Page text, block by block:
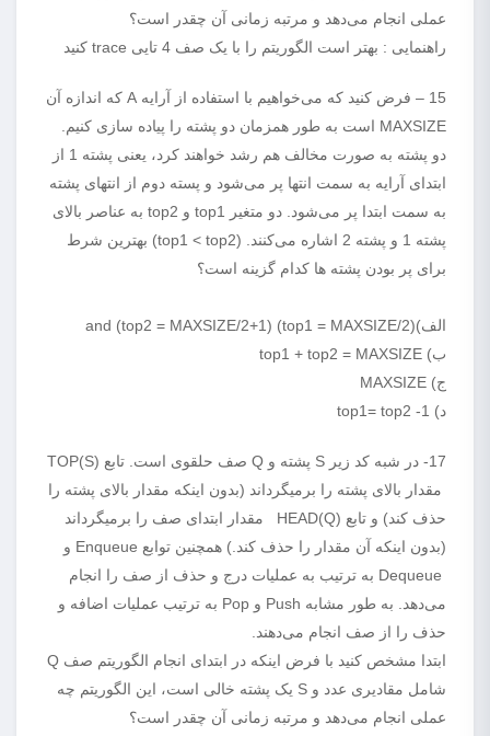
عملی انجام می‌دهد و مرتبه زمانی آن چقدر است؟
راهنمایی : بهتر است الگوریتم را با یک صف 4 تایی trace کنید
15 – فرض کنید که می‌خواهیم با استفاده از آرایه A که اندازه آن
MAXSIZE است به طور همزمان دو پشته را پیاده سازی کنیم.
دو پشته به صورت مخالف هم رشد خواهند کرد، یعنی پشته 1 از
ابتدای آرایه به سمت انتها پر می‌شود و پسته دوم از انتهای پشته
به سمت ابتدا پر می‌شود. دو متغیر top1 و top2 به عناصر بالای
پشته 1 و پشته 2 اشاره می‌کنند. (top1 < top2) بهترین شرط
برای پر بودن پشته ها کدام گزینه است؟
الف)(top1 = MAXSIZE/2) and (top2 = MAXSIZE/2+1)
ب) top1 + top2 = MAXSIZE
ج) MAXSIZE
د) top1= top2 -1
17- در شبه کد زیر S پشته و Q صف حلقوی است. تابع TOP(S)
مقدار بالای پشته را برمیگرداند (بدون اینکه مقدار بالای پشته را
حذف کند) و تابع HEAD(Q) مقدار ابتدای صف را برمیگرداند
(بدون اینکه آن مقدار را حذف کند.) همچنین توابع Enqueue و
Dequeue به ترتیب به عملیات درج و حذف از صف را انجام
می‌دهد. به طور مشابه Push و Pop به ترتیب عملیات اضافه و
حذف را از صف انجام می‌دهند.
ابتدا مشخص کنید با فرض اینکه در ابتدای انجام الگوریتم صف Q
شامل مقادیری عدد و S یک پشته خالی است، این الگوریتم چه
عملی انجام می‌دهد و مرتبه زمانی آن چقدر است؟